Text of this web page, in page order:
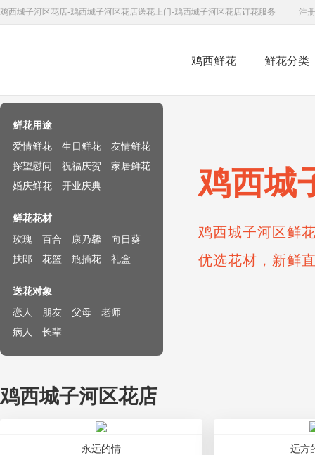
鸡西城子河区花店-鸡西城子河区花店送花上门-鸡西城子河区花店订花服务 注册
鸡西鲜花 鲜花分类
鸡西城
鸡西城子河区鲜
优选花材，新鲜
鲜花用途
爱情鲜花
生日鲜花
友情鲜花
探望慰问
祝福庆贺
家居鲜花
婚庆鲜花
开业庆典
鲜花花材
玫瑰
百合 康乃馨
向日葵
扶郎
花篮 瓶插花 礼盒
送花对象
恋人
朋友 父母
老师
病人
长辈
鸡西城子河区花店
永远的情
远方